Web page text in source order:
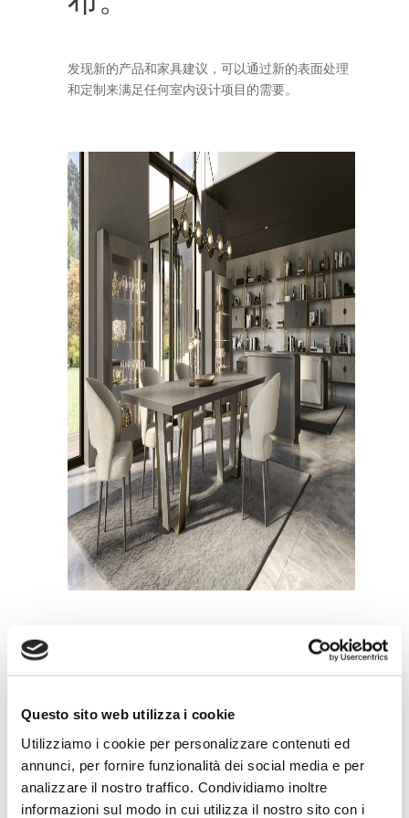
Questo sito web utilizza i cookie
Utilizziamo i cookie per personalizzare contenuti ed
annunci, per fornire funzionalità dei social media e per
analizzare il nostro traffico. Condividiamo inoltre
informazioni sul modo in cui utilizza il nostro sito con i
发现新的产品和家具建议，可以通过新的表面处理
和定制来满足任何室内设计项目的需要。
在保留的客戶區域註冊以查看完整的目錄